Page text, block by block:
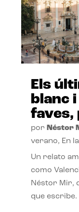
Els
blanc
faves,
por Néstor
verano, En
Un relato
como
Néstor Mir,
que escribe.